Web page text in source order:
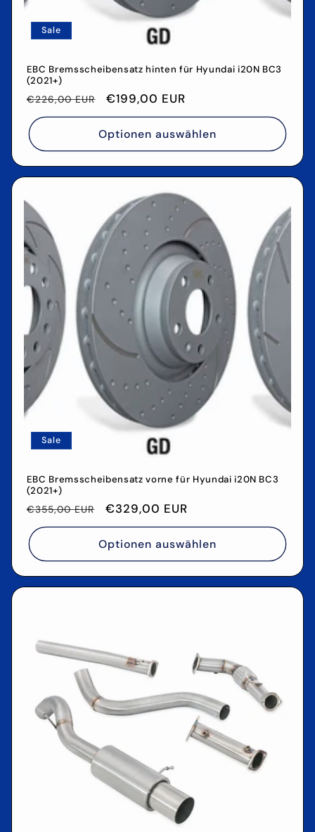
Sale
EBC Bremsscheibensatz hinten für Hyundai i20N BC3
(2021+)
Normaler
Preis
€226,00 EUR Verkaufspreis
€199,00 EUR
Optionen auswählen
Sale
EBC Bremsscheibensatz vorne für Hyundai i20N BC3
(2021+)
Normaler
Preis
€355,00 EUR Verkaufspreis
€329,00 EUR
Optionen auswählen